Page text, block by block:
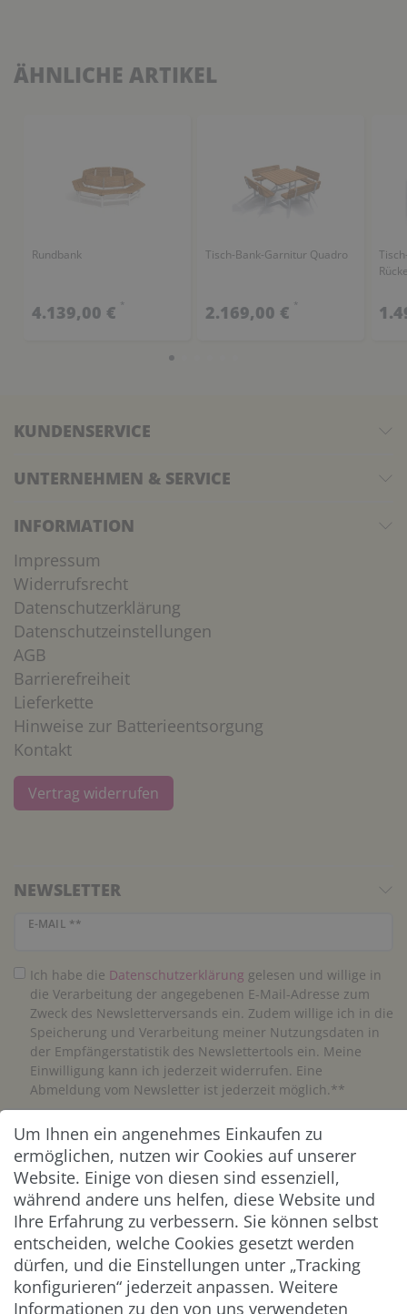
ÄHNLICHE ARTIKEL
Rundbank
4.139,00 € *
Tisch-Bank-Garnitur Quadro
2.169,00 € *
KUNDENSERVICE
UNTERNEHMEN & SERVICE
INFORMATION
Impressum
Widerrufsrecht
Datenschutzerklärung
Datenschutzeinstellungen
AGB
Barrierefreiheit
Lieferkette
Hinweise zur Batterieentsorgung
Kontakt
Vertrag widerrufen
NEWSLETTER
E-MAIL **
Newsletter Honig
Ich habe die Daten­schutz­erklärung gelesen und willige in
die Verarbeitung der angegebenen E-Mail-Adresse zum
Zweck des Newsletterversands ein. Zudem willige ich in die
Speicherung und Verarbeitung meiner Nutzungsdaten in
der Empfängerstatistik des Newslettertools ein. Meine
Einwilligung kann ich jederzeit widerrufen. Eine
Abmeldung vom Newsletter ist jederzeit möglich.**
Abonnieren
** Hierbei handelt es sich um ein Pflichtfeld.
ZAHLUNG & VERSAND
Um Ihnen ein angenehmes Einkaufen zu
ermöglichen, nutzen wir Cookies auf unserer
Website. Einige von diesen sind essenziell,
während andere uns helfen, diese Website und
Ihre Erfahrung zu verbessern. Sie können selbst
entscheiden, welche Cookies gesetzt werden
dürfen, und die Einstellungen unter „Tracking
konfigurieren“ jederzeit anpassen. Weitere
Informationen zu den von uns verwendeten